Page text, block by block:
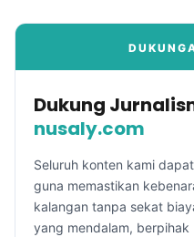
Dukung
nusaly.com
Seluruh konten kami
guna memastikan
kalangan tanpa sekat
yang mendalam,